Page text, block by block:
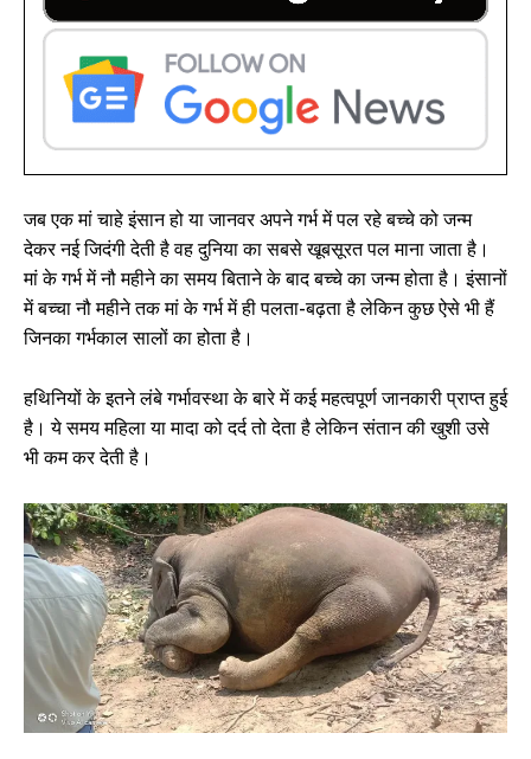
जब एक मां चाहे इंसान हो या जानवर अपने गर्भ में पल रहे बच्चे को जन्म
देकर नई जिदंगी देती है वह दुनिया का सबसे खूबसूरत पल माना जाता है।
मां के गर्भ में नौ महीने का समय बिताने के बाद बच्चे का जन्म होता है। इंसानों
में बच्चा नौ महीने तक मां के गर्भ में ही पलता-बढ़ता है लेकिन कुछ ऐसे भी हैं
जिनका गर्भकाल सालों का होता है।
हथिनियों के इतने लंबे गर्भावस्था के बारे में कई महत्वपूर्ण जानकारी प्राप्त हुई
है। ये समय महिला या मादा को दर्द तो देता है लेकिन संतान की खुशी उसे
भी कम कर देती है।